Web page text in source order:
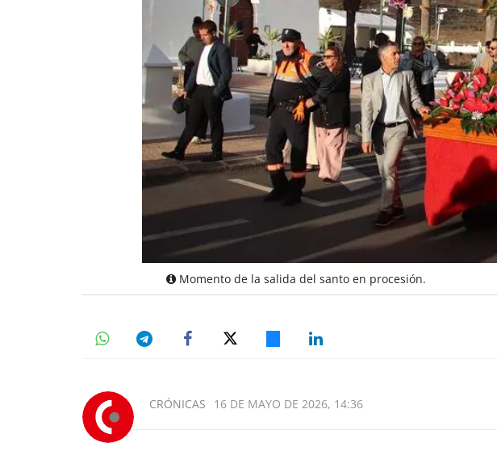
Momento de la salida del santo en procesión.
CRÓNICAS 16 DE MAYO DE 2026, 14:36